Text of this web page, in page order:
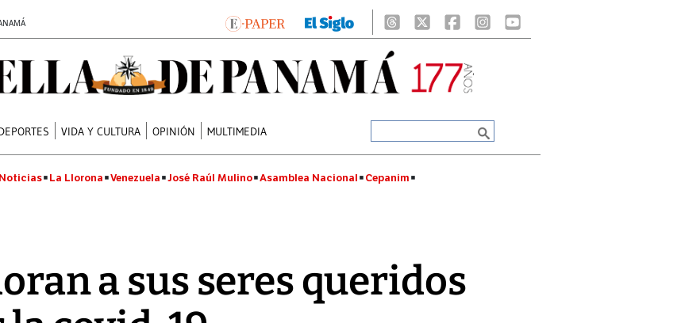
VIDA Y CULTURA OPINIÓN MULTIMEDIA
La Llorona Venezuela José Raúl Mulino Asamblea Nacional Cepanim
a sus seres queridos